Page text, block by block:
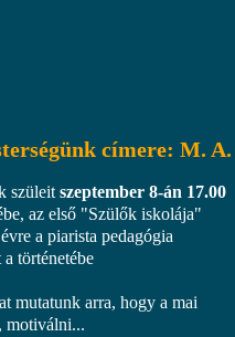
címere: M. A.
szüleit szeptember 8-án 17.00
az első "Szülők iskolája"
a piarista pedagógia
történetébe
mutatunk arra, hogy a mai
motiválni...